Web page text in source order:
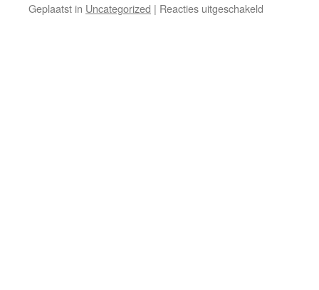
Geplaatst in Uncategorized | Reacties uitgeschakeld